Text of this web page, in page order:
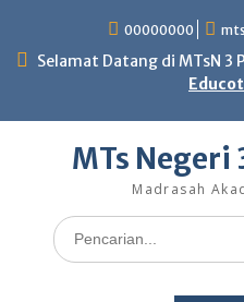
content
00000000
Selamat Datang di MTsN 3
MTs Negeri
Madrasah
Search
for: